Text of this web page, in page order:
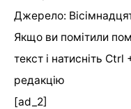
Джерело:
Якщо ви помітили
текст і натисніть
редакцію
[ad_2]